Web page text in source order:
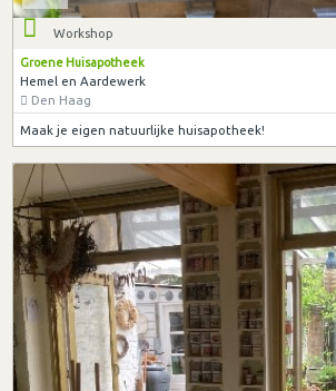
Workshop
Groene Huisapotheek
Hemel en Aardewerk
Den Haag
Maak je eigen natuurlijke huisapotheek!